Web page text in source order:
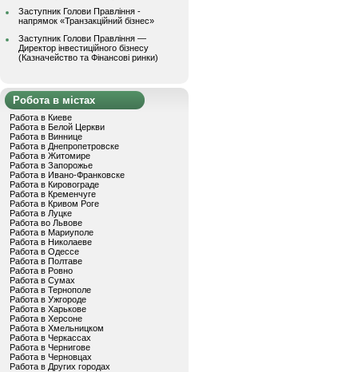
Заступник Голови Правління -
напрямок «Транзакційний бізнес»
Заступник Голови Правління —
Директор інвестиційного бізнесу
(Казначейство та Фінансові ринки)
Робота в містах
Работа в Киеве
Работа в Белой Церкви
Работа в Виннице
Работа в Днепропетровске
Работа в Житомире
Работа в Запорожье
Работа в Ивано-Франковске
Работа в Кировограде
Работа в Кременчуге
Работа в Кривом Роге
Работа в Луцке
Работа во Львове
Работа в Мариуполе
Работа в Николаеве
Работа в Одессе
Работа в Полтаве
Работа в Ровно
Работа в Сумах
Работа в Тернополе
Работа в Ужгороде
Работа в Харькове
Работа в Херсоне
Работа в Хмельницком
Работа в Черкассах
Работа в Чернигове
Работа в Черновцах
Работа в Других городах